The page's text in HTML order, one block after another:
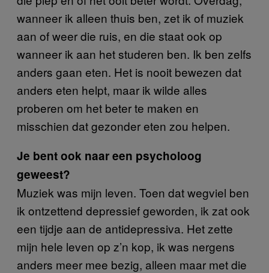
wanneer ik alleen thuis ben, zet ik of muziek
aan of weer die ruis, en die staat ook op
wanneer ik aan het studeren ben. Ik ben zelfs
anders gaan eten. Het is nooit bewezen dat
anders eten helpt, maar ik wilde alles
proberen om het beter te maken en
misschien dat gezonder eten zou helpen.
Je bent ook naar een psycholoog
geweest?
Muziek was mijn leven. Toen dat wegviel ben
ik ontzettend depressief geworden, ik zat ook
een tijdje aan de antidepressiva. Het zette
mijn hele leven op z’n kop, ik was nergens
anders meer mee bezig, alleen maar met die